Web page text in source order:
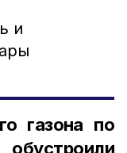
и
газона по